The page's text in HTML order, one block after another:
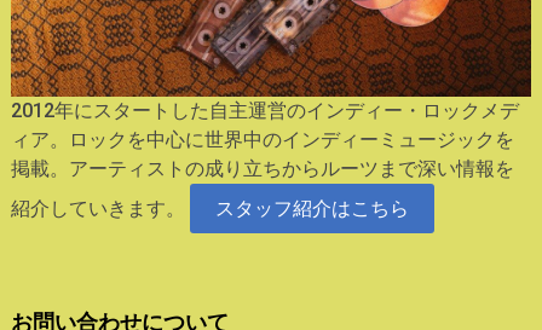
2012年にスタートした自主運営のインディー・ロックメデ
ィア。ロックを中心に世界中のインディーミュージックを
掲載。アーティストの成り立ちからルーツまで深い情報を
紹介していきます。
スタッフ紹介はこちら
お問い合わせについて